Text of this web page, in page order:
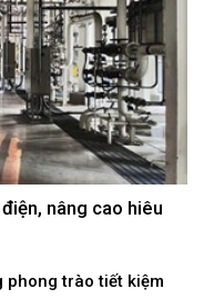
nâng cao hiêu
phong trào tiết kiệm